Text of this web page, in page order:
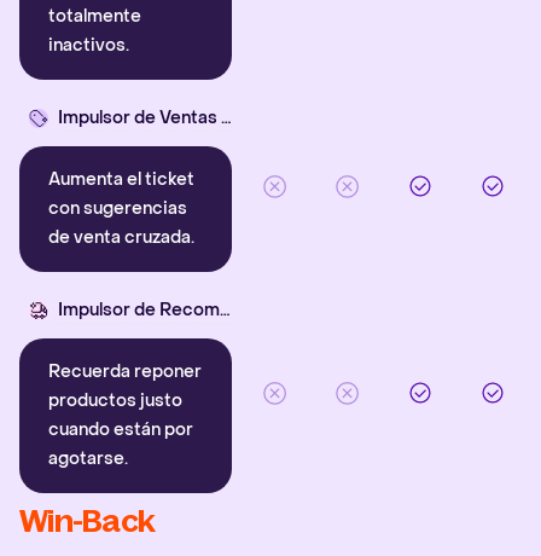
totalmente
inactivos.
Impulsor de Ventas Cruzadas
Aumenta el ticket
con sugerencias
de venta cruzada.
Impulsor de Recompra
Recuerda reponer
productos justo
cuando están por
agotarse.
Win-Back